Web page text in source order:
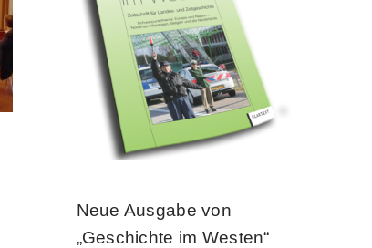
Neue Ausgabe von
„Geschichte im Westen“